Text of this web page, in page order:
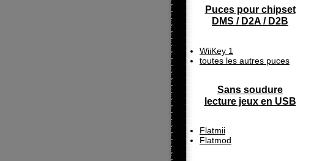
Puces pour chipset
DMS / D2A / D2B
WiiKey 1
toutes les autres puces
Sans soudure
lecture jeux en USB
Flatmii
Flatmod